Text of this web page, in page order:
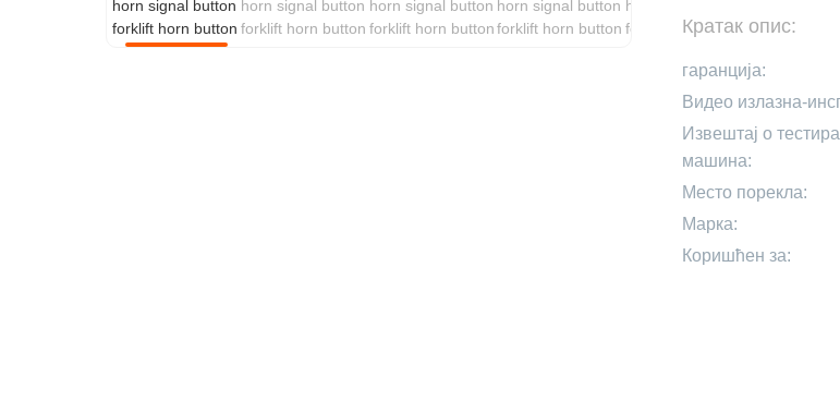
Кратак опис:
гаранција:
Видео излазна-
Извештај о
машина:
Место порекла:
Марка:
Коришћен за: